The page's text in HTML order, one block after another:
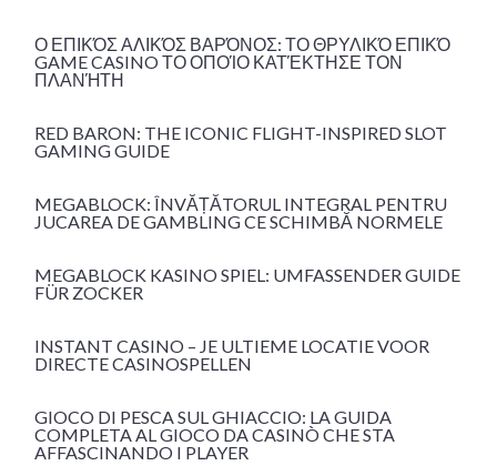
Ο ΕΠΙΚΌΣ ΑΛΙΚΌΣ ΒΑΡΌΝΟΣ: ΤΟ ΘΡΥΛΙΚΌ ΕΠΙΚΌ
GAME CASINO ΤΟ ΟΠΟΊΟ ΚΑΤΈΚΤΗΣΕ ΤΟΝ
ΠΛΑΝΉΤΗ
RED BARON: THE ICONIC FLIGHT-INSPIRED SLOT
GAMING GUIDE
MEGABLOCK: ÎNVĂȚĂTORUL INTEGRAL PENTRU
JUCAREA DE GAMBLING CE SCHIMBĂ NORMELE
MEGABLOCK KASINO SPIEL: UMFASSENDER GUIDE
FÜR ZOCKER
INSTANT CASINO – JE ULTIEME LOCATIE VOOR
DIRECTE CASINOSPELLEN
GIOCO DI PESCA SUL GHIACCIO: LA GUIDA
COMPLETA AL GIOCO DA CASINÒ CHE STA
AFFASCINANDO I PLAYER